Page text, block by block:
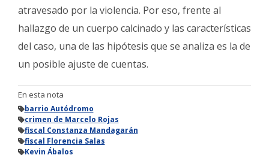
atravesado por la violencia. Por eso, frente al
hallazgo de un cuerpo calcinado y las características
del caso, una de las hipótesis que se analiza es la de
un posible ajuste de cuentas.
En esta nota
barrio Autódromo
crimen de Marcelo Rojas
fiscal Constanza Mandagarán
fiscal Florencia Salas
Kevin Ábalos